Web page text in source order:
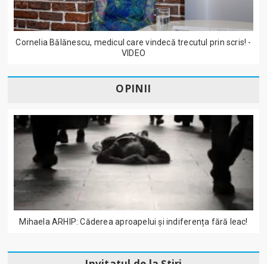
Cornelia Bălănescu, medicul care vindecă trecutul prin scris! -
VIDEO
OPINII
Mihaela ARHIP: Căderea aproapelui și indiferența fără leac!